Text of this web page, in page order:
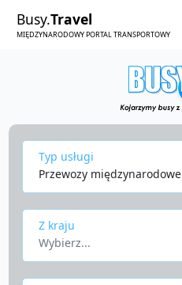
Busy.Travel
MIĘDZYNARODOWY PORTAL TRANSPORTOWY
Typ usługi
Przewozy międzynarodowe
Z kraju
Wybierz...